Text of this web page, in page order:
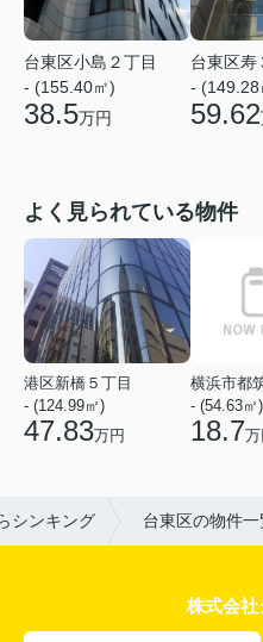
台東区小島２丁目
- (155.40㎡)
38.5万円
台東区寿
- (149.28
59.62
よく見られている物件
港区新橋５丁目
- (124.99㎡)
47.83万円
- (54.63㎡)
18.7万
シンキング 台東区の物件一
株式会社